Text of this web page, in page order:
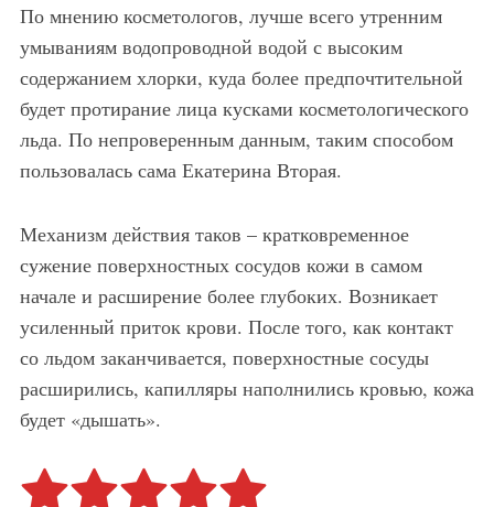
По мнению косметологов, лучше всего утренним
умываниям водопроводной водой с высоким
содержанием хлорки, куда более предпочтительной
будет протирание лица кусками косметологического
льда. По непроверенным данным, таким способом
пользовалась сама Екатерина Вторая.
Механизм действия таков – кратковременное
сужение поверхностных сосудов кожи в самом
начале и расширение более глубоких. Возникает
усиленный приток крови. После того, как контакт
со льдом заканчивается, поверхностные сосуды
расширились, капилляры наполнились кровью, кожа
будет «дышать».
Rate this item: Submit Rating